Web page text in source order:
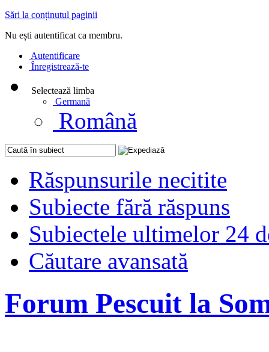
Sări la conținutul paginii
Nu ești autentificat ca membru.
Autentificare
Înregistrează-te
Selectează limba
Germană
Română
Răspunsurile necitite
Subiecte fără răspuns
Subiectele ultimelor 24
Căutare avansată
Forum Pescuit la